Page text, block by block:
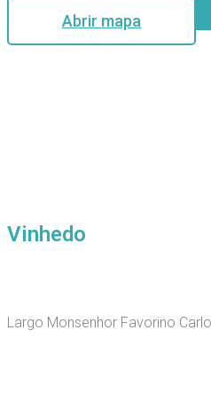
Abrir mapa
Vinhedo
Largo Monsenhor Favorino